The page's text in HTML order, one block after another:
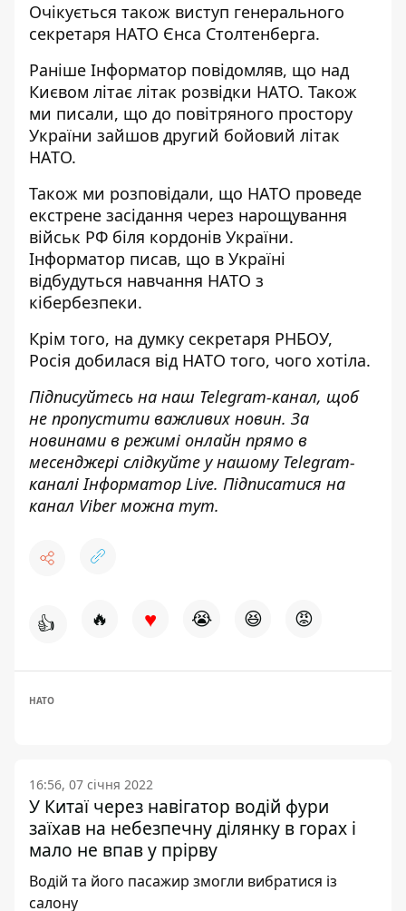
Очікується також виступ генерального
секретаря НАТО Єнса Столтенберга.
Раніше Інформатор повідомляв, що над
Києвом літає літак розвідки НАТО. Також
ми писали, що до повітряного простору
України зайшов другий бойовий літак
НАТО.
Також ми розповідали, що НАТО проведе
екстрене засідання через нарощування
військ РФ біля кордонів України.
Інформатор писав, що в Україні
відбудуться навчання НАТО з
кібербезпеки.
Крім того, на думку секретаря РНБОУ,
Росія добилася від НАТО того, чого хотіла.
Підписуйтесь на наш Telegram-канал, щоб
не пропустити важливих новин. За
новинами в режимі онлайн прямо в
месенджері слідкуйте у нашому Telegram-
каналіІнформатор Live. Підписатися на
канал Viber можна тут.
👍 🔥 ♥ 😭 😆 😡
НАТО
16:56, 07 січня 2022
У Китаї через навігатор водій фури
заїхав на небезпечну ділянку в горах і
мало не впав у прірву
Водій та його пасажир змогли вибратися із
салону